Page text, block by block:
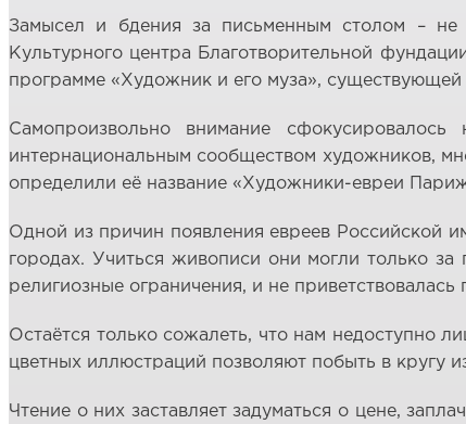
Замысел и бдения за письменным столом – не
Культурного центра Благотворительной
программе «Художник и его муза»,
Самопроизвольно внимание
интернациональным сообществом художников,
определили её название «Художники-евреи
Одной из причин появления евреев Российской
городах. Учиться живописи они могли только
религиозные ограничения, и не
Остаётся только сожалеть, что нам недоступно
цветных иллюстраций позволяют побыть в кругу
Чтение о них заставляет задуматься о цене,